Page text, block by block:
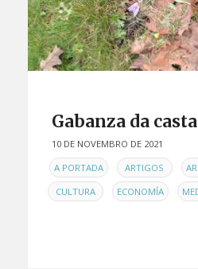
Gabanza da
10 DE NOVEMBRO DE 2021
ENA PORTADA , ARTIGOS ,
CULTURA , ECONOMÍA ,